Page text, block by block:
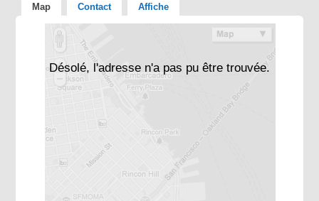
Map Contact Affiche
Désolé, l'adresse n'a pas pu être trouvée.